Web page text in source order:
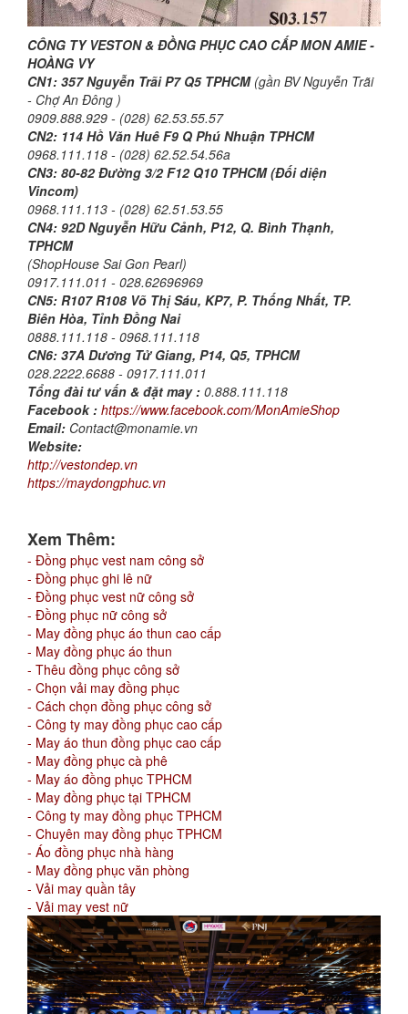
CÔNG TY VESTON & ĐỒNG PHỤC CAO CẤP MON AMIE -
HOÀNG VY
CN1: 357 Nguyễn Trãi P7 Q5 TPHCM(gần BV Nguyễn Trãi
- Chợ An Đông )
0909.888.929 - (028) 62.53.55.57
CN2: 114 Hồ Văn Huê F9 Q Phú Nhuận TPHCM
0968.111.118 - (028) 62.52.54.56a
CN3: 80-82 Đường 3/2 F12 Q10 TPHCM (Đối diện
Vincom)
0968.111.113 - (028) 62.51.53.55
CN4: 92D Nguyễn Hữu Cảnh, P12, Q. Bình Thạnh,
TPHCM
(ShopHouse Sai Gon Pearl)
0917.111.011 - 028.62696969
CN5: R107 R108 Võ Thị Sáu, KP7, P. Thống Nhất, TP.
Biên Hòa, Tỉnh Đồng Nai
0888.111.118 - 0968.111.118
CN6: 37A Dương Tử Giang, P14, Q5, TPHCM
028.2222.6688 - 0917.111.011
Tổng đài tư vấn & đặt may : 0.888.111.118
Facebook : https://www.facebook.com/MonAmieShop
Email: Contact@monamie.vn
Website:
http://vestondep.vn
https://maydongphuc.vn
Xem Thêm:
- Đồng phục vest nam công sở
- Đồng phục ghi lê nữ
- Đồng phục vest nữ công sở
- Đồng phục nữ công sở
- May đồng phục áo thun cao cấp
- May đồng phục áo thun
- Thêu đồng phục công sở
- Chọn vải may đồng phục
- Cách chọn đồng phục công sở
- Công ty may đồng phục cao cấp
- May áo thun đồng phục cao cấp
- May đồng phục cà phê
- May áo đồng phục TPHCM
- May đồng phục tại TPHCM
- Công ty may đồng phục TPHCM
- Chuyên may đồng phục TPHCM
- Áo đồng phục nhà hàng
- May đồng phục văn phòng
- Vải may quần tây
- Vải may vest nữ